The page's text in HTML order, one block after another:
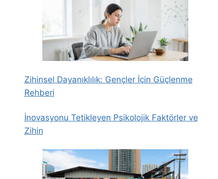
Zihinsel Dayanıklılık: Gençler İçin Güçlenme
Rehberi
İnovasyonu Tetikleyen Psikolojik Faktörler ve
Zihin